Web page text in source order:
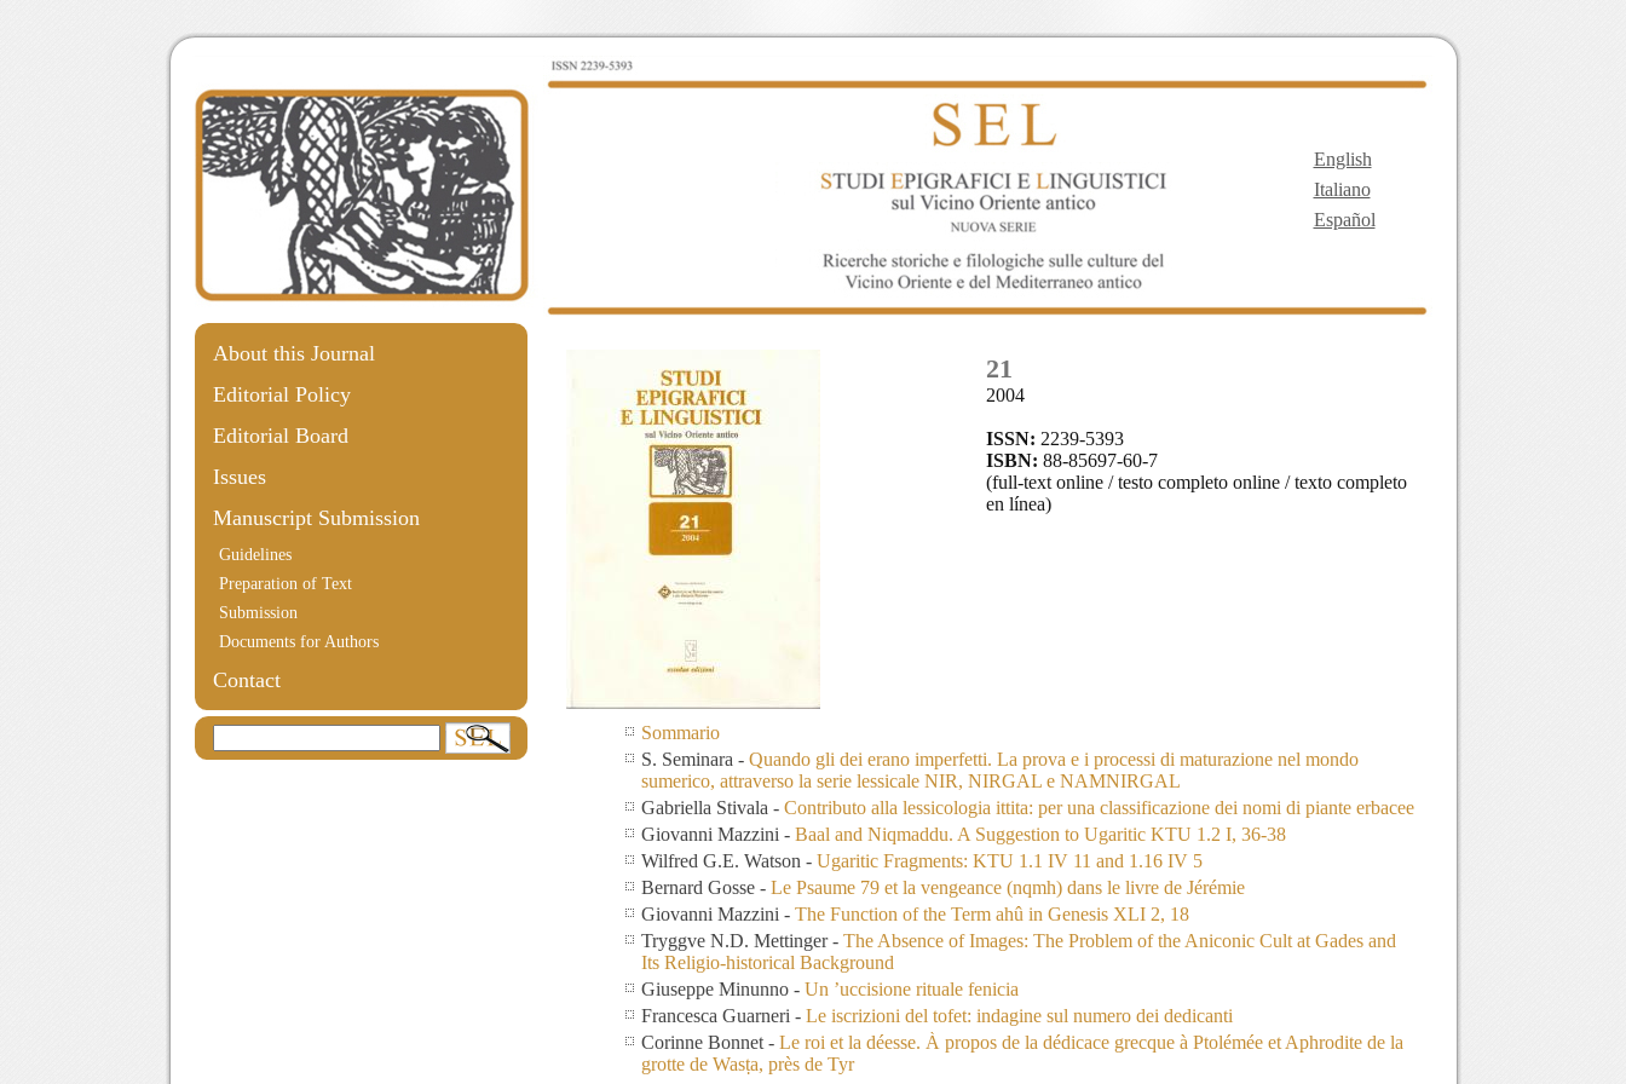
English
Italiano
Español
About this Journal
Editorial Policy
Editorial Board
Issues
Manuscript Submission
Guidelines
Preparation of Text
Submission
Documents for Authors
Contact
21
2004
ISSN: 2239-5393
ISBN: 88-85697-60-7
(full-text online / testo completo online / texto completo
en línea)
Sommario
S. Seminara - Quando gli dei erano imperfetti. La prova e i processi di maturazione nel mondo
sumerico, attraverso la serie lessicale NIR, NIRGAL e NAMNIRGAL
Gabriella Stivala - Contributo alla lessicologia ittita: per una classificazione dei nomi di piante erbacee
Giovanni Mazzini - Baal and Niqmaddu. A Suggestion to Ugaritic KTU 1.2 I, 36-38
Wilfred G.E. Watson - Ugaritic Fragments: KTU 1.1 IV 11 and 1.16 IV 5
Bernard Gosse - Le Psaume 79 et la vengeance (nqmh) dans le livre de Jérémie
Giovanni Mazzini - The Function of the Term ahû in Genesis XLI 2, 18
Tryggve N.D. Mettinger - The Absence of Images: The Problem of the Aniconic Cult at Gades and
Its Religio-historical Background
Giuseppe Minunno - Un ’uccisione rituale fenicia
Francesca Guarneri - Le iscrizioni del tofet: indagine sul numero dei dedicanti
Corinne Bonnet - Le roi et la déesse. À propos de la dédicace grecque à Ptolémée et Aphrodite de la
grotte de Wasṭa, près de Tyr